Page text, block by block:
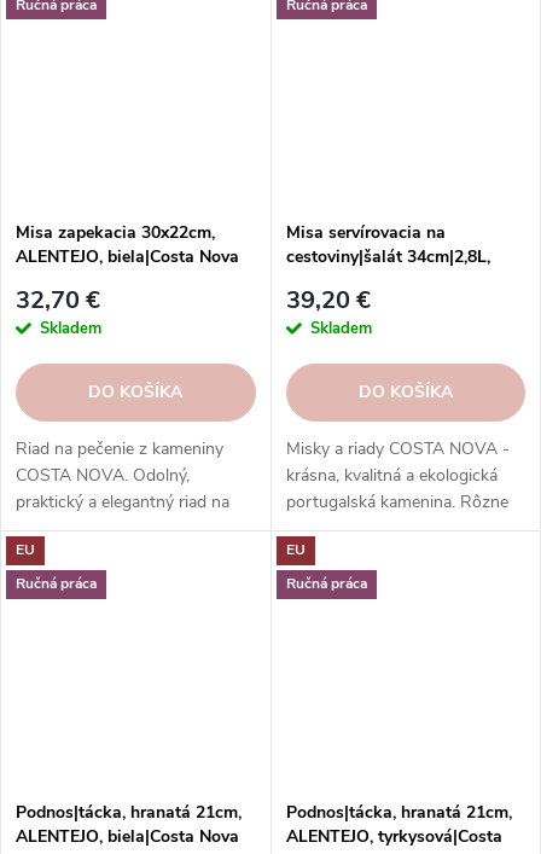
Ručná práca
Misa zapekacia 30x22cm,
ALENTEJO, biela|Costa Nova
32,70 €
Skladem
DO KOŠÍKA
Riad na pečenie z kameniny
COSTA NOVA. Odolný,
praktický a elegantný riad na
pečenie sladkých a slaných
jedál.
Ručná práca
Misa servírovacia na
cestoviny|šalát 34cm|2,8L,
39,20 €
Skladem
DO KOŠÍKA
Misky a riady COSTA NOVA -
krásna, kvalitná a ekologická
portugalská kamenina. Rôzne
tvary, farby, vzory a veľkosti.
Objednajte si ich v našom e-
shope.
EU
Ručná práca
Podnos|tácka, hranatá 21cm,
ALENTEJO, biela|Costa Nova
EU
Ručná práca
Podnos|tácka, hranatá 21cm,
ALENTEJO, tyrkysová|Costa